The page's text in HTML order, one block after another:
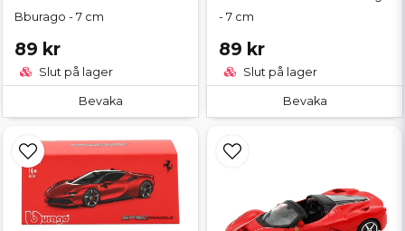
Bburago - 7 cm
89 kr
Slut på lager
Bevaka
- 7 cm
89 kr
Slut på lager
Bevaka